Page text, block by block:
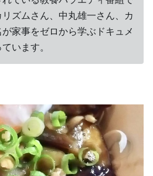
ズムさん、中丸雄一さん、カ
家事をゼロから学ぶドキュメ
います。